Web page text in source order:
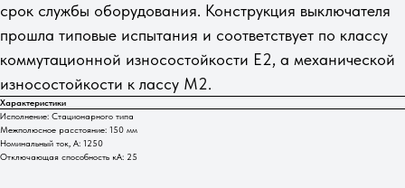
срок службы оборудования. Конструкция выключателя
прошла типовые испытания и соответствует по классу
коммутационной износостойкости Е2, а механической
износостойкости к лассу М2.
Характеристики
Исполнение: Стационарного типа
Межполюсное расстояние: 150 мм
Номинальный ток, А: 1250
Отключающая способность кА: 25